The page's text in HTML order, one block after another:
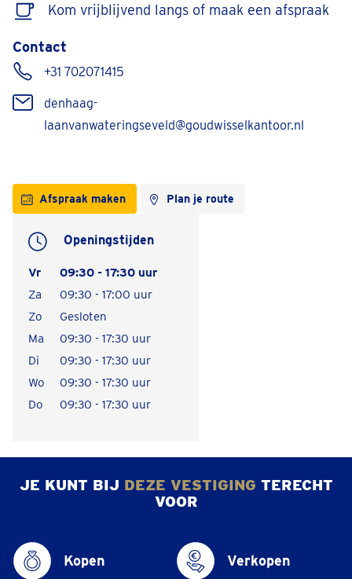
Kom vrijblijvend langs of maak een afspraak
Contact
+31 702071415
denhaag-
laanvanwateringseveld@goudwisselkantoor.nl
Afspraak maken Plan je route
Openingstijden
Vr
09:30 - 17:30 uur
Za
09:30 - 17:00 uur
Zo
Gesloten
Ma
09:30 - 17:30 uur
Di
09:30 - 17:30 uur
Wo
09:30 - 17:30 uur
Do
09:30 - 17:30 uur
JE KUNT BIJ DEZE VESTIGING TERECHT
VOOR
Kopen Verkopen